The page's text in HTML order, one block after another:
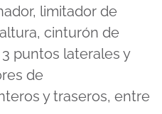
limitador de
cinturón de
puntos laterales y
de
y traseros, entre